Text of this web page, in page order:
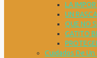
LA
UN
QUE NO
GATITO
Cuidados De Un